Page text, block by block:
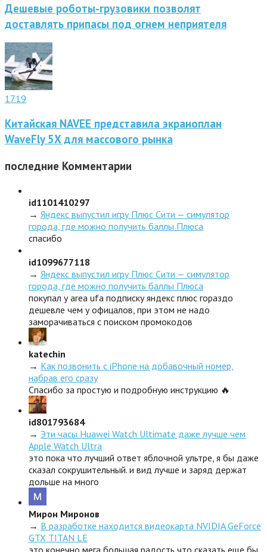
Дешевые роботы-грузовики позволят
доставлять припасы под огнем неприятеля
1719
Китайская NAVEE представила экраноплан
WaveFly 5X для массового рынка
последние Комментарии
id1101410297
→ Яндекс выпустил игру Плюс Сити — симулятор
города, где можно получить баллы Плюса
спасибо
id1099677118
→ Яндекс выпустил игру Плюс Сити — симулятор
города, где можно получить баллы Плюса
покупал у area ufa подписку яндекс плюс гораздо
дешевле чем у офицалов, при этом не надо
заморачиваться с поиском промокодов
katechin
→ Как позвонить с iPhone на добавочный номер,
набрав его сразу
Спасибо за простую и подробную инструкцию 🔥
id801793684
→ Эти часы Huawei Watch Ultimate даже лучше чем
Apple Watch Ultra
это пока что лучший ответ яблочной ультре, я бы даже
сказал сокрушительный. и вид лучше и заряд держат
дольше на много
Мирон Миронов
→ В разработке находится видеокарта NVIDIA GeForce
GTX TITAN LE